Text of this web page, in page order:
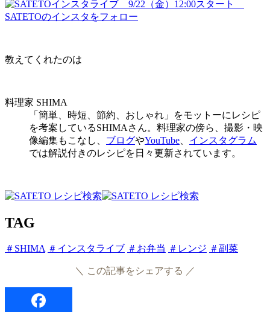
教えてくれたのは
料理家 SHIMA
「簡単、時短、節約、おしゃれ」をモットーにレシピ
を考案しているSHIMAさん。料理家の傍ら、撮影・映
像編集もこなし、 ブログやYouTube
インスタグラム
では解説付きのレシピを日々更新されています。
TAG
＃SHIMA ＃インスタライブ ＃お弁当 ＃レンジ ＃副菜
＼ この記事をシェアする ／